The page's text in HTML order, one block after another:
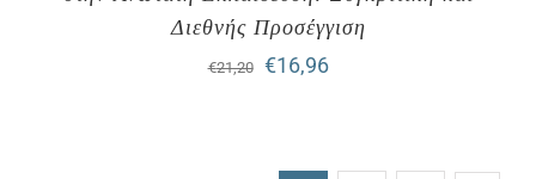
Διεθνής Προσέγγιση
€21,20
Original
€16,96Η